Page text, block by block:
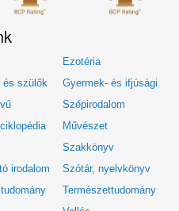
Ezotéria
és szülők
Gyermek- és ifjúsági
Szépirodalom
Művészet
Szakkönyv
irodalom
Szótár, nyelvkönyv
Természettudomány